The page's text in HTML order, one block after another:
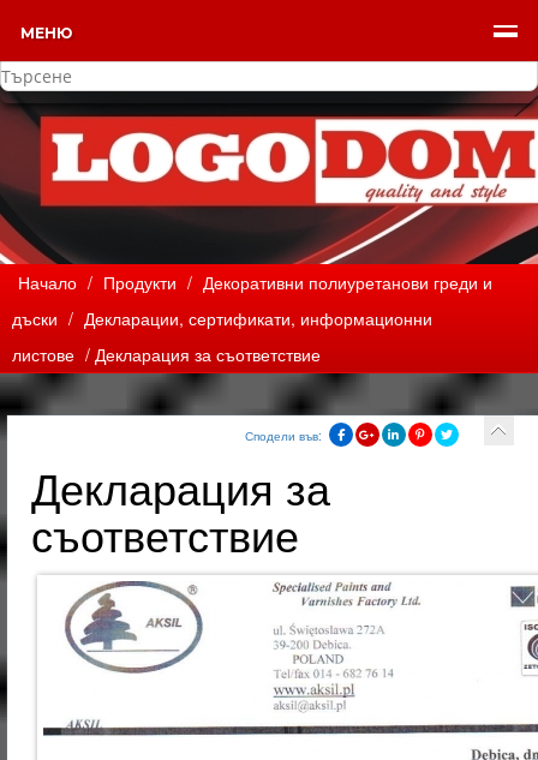
МЕНЮ
Начало / Продукти / Декоративни полиуретанови греди и
дъски / Декларации, сертификати, информационни
листове / Декларация за съответствие
Сподели във:
Декларация за
съответствие